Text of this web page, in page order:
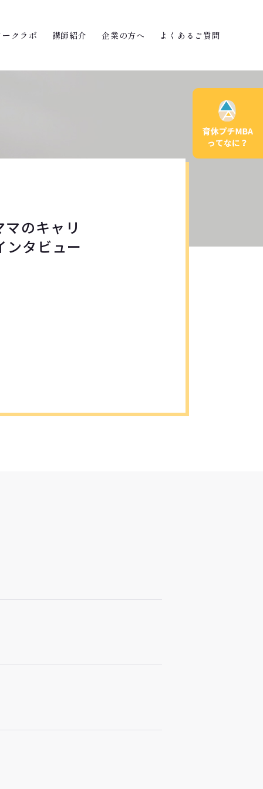
ークラボ 講師紹介 企業の方へ よくあるご質問
のキャリ
ンタビュー